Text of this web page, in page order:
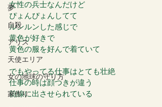
夢
自殺
アリス
天使エリア
女の地球の守り方
家作り
女性の兵士なんだけど
ぴょんぴょんしてて
ルンルンした感じで
黄色が好きで
黄色の服を好んで着ていて
でもやってる仕事はとても壮絶
仕事の時は顔つきが違う
前線に出させられている